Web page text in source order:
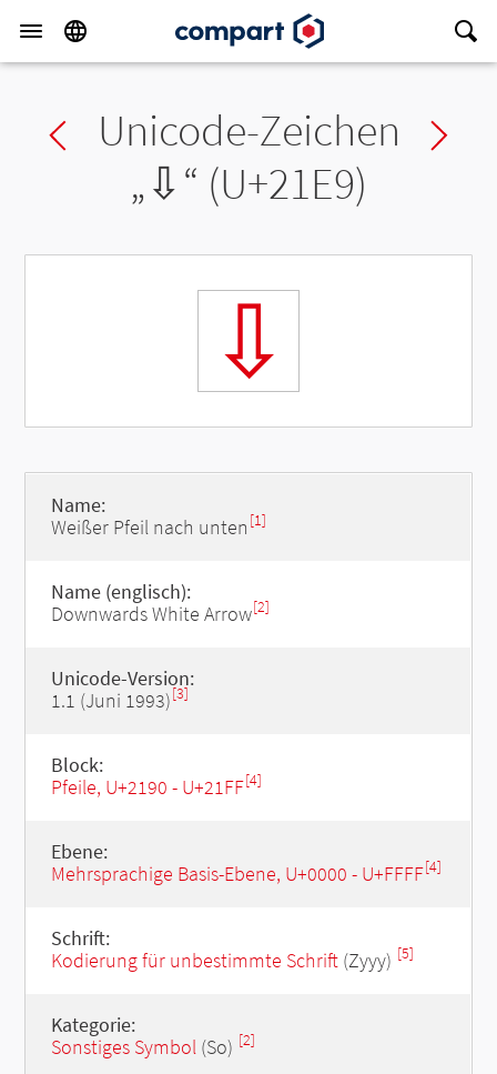
Previous char
Unicode-Zeichen
„⇩“ (U+21E9)
⇩
Name:
Weißer Pfeil nach unten [1]
Name (englisch):
Downwards White Arrow[2]
Unicode-Version:
1.1 (Juni 1993)[3]
Block:
Pfeile, U+2190 - U+21FF[4]
Ebene:
Mehrsprachige Basis-Ebene, U+0000 - U+FFFF[4]
Schrift:
Kodierung für unbestimmte Schrift(Zyyy) [5]
Kategorie:
Sonstiges Symbol(So) [2]